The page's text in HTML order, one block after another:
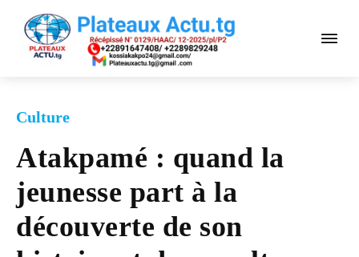
Culture
Atakpamé : quand la
jeunesse part à la
découverte de son